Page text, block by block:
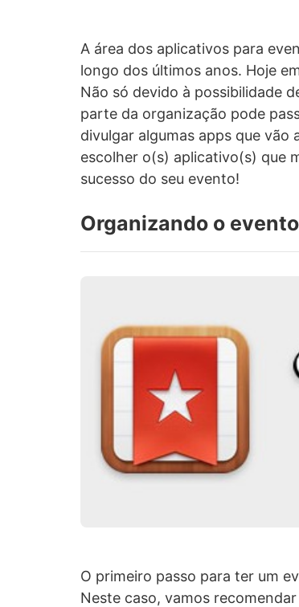
A área dos aplicativos para
longo dos últimos anos. Hoje
Não só devido à possibilidade
parte da organização pode
divulgar algumas apps que vão
escolher o(s) aplicativo(s) que
sucesso do seu evento!
Organizando o
O primeiro passo para ter um
Neste caso, vamos